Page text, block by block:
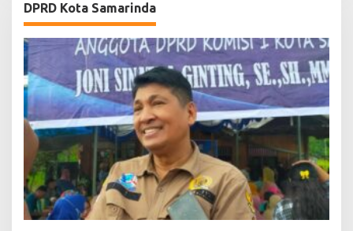
DPRD Kota Samarinda